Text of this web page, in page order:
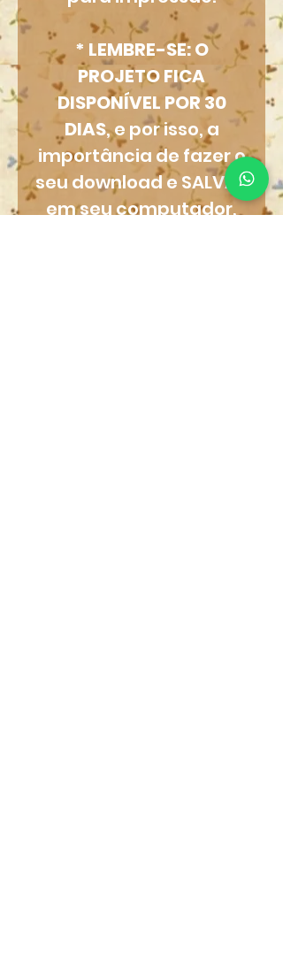
* LEMBRE-SE: O
PROJETO FICA
DISPONÍVEL POR 30
DIAS, e por isso, a
importância de fazer o
seu download e SALVAR
em seu computador,